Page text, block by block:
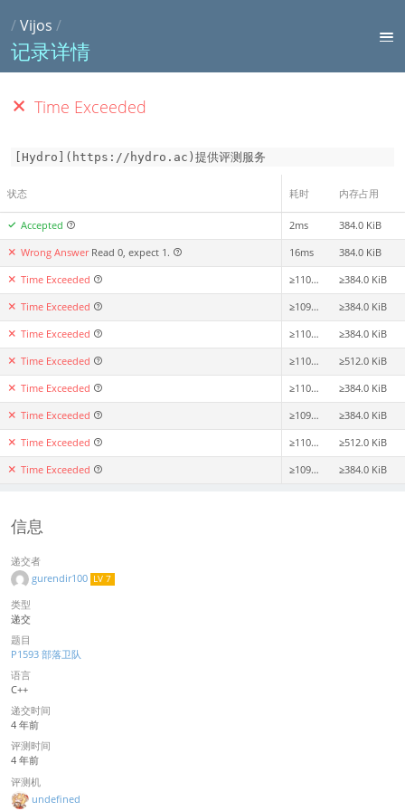
/Vijos /
记录详情
Time Exceeded
[Hydro](https://hydro.ac)提供评测服务
状态 耗时 内存占用
Accepted 2ms 384.0 KiB
Wrong Answer Read 0, expect 1. 16ms 384.0 KiB
Time Exceeded ≥1100ms ≥384.0 KiB
Time Exceeded ≥1099ms ≥384.0 KiB
Time Exceeded ≥1100ms ≥384.0 KiB
Time Exceeded ≥1104ms ≥512.0 KiB
Time Exceeded ≥1100ms ≥384.0 KiB
Time Exceeded ≥1099ms ≥384.0 KiB
Time Exceeded ≥1100ms ≥512.0 KiB
Time Exceeded ≥1099ms ≥384.0 KiB
信息
递交者
gurendir100 LV 7
类型
递交
题目
P1593 部落卫队
语言
C++
递交时间
4 年前
评测时间
4 年前
评测机
undefined